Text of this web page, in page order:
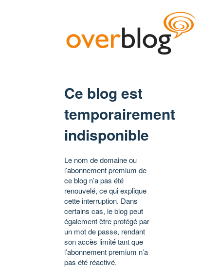
Ce blog est
temporairement
indisponible
Le nom de domaine ou
l’abonnement premium de
ce blog n’a pas été
renouvelé, ce qui explique
cette interruption. Dans
certains cas, le blog peut
également être protégé par
un mot de passe, rendant
son accès limité tant que
l’abonnement premium n’a
pas été réactivé.